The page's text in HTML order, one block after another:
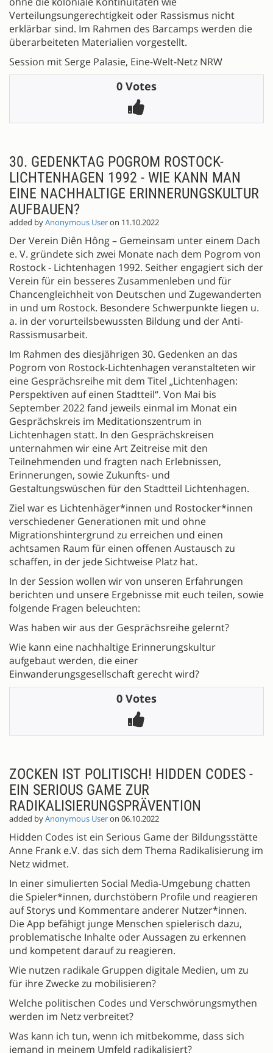
Verteilungsungerechtigkeit oder Rassismus nicht
erklärbar sind. Im Rahmen des Barcamps werden die
überarbeiteten Materialien vorgestellt.
Session mit Serge Palasie, Eine-Welt-Netz NRW
0 Votes
30. GEDENKTAG POGROM ROSTOCK-
LICHTENHAGEN 1992 - WIE KANN MAN
EINE NACHHALTIGE ERINNERUNGSKULTUR
AUFBAUEN?
added byAnonymous Useron 11.10.2022
Der Verein Diên Hông – Gemeinsam unter einem Dach
e. V. gründete sich zwei Monate nach dem Pogrom von
Rostock - Lichtenhagen 1992. Seither engagiert sich der
Verein für ein besseres Zusammenleben und für
Chancengleichheit von Deutschen und Zugewanderten
in und um Rostock. Besondere Schwerpunkte liegen u.
a. in der vorurteilsbewussten Bildung und der Anti-
Rassismusarbeit.
Im Rahmen des diesjährigen 30. Gedenken an das
Pogrom von Rostock-Lichtenhagen veranstalteten wir
eine Gesprächsreihe mit dem Titel „Lichtenhagen:
Perspektiven auf einen Stadtteil“. Von Mai bis
September 2022 fand jeweils einmal im Monat ein
Gesprächskreis im Meditationszentrum in
Lichtenhagen statt. In den Gesprächskreisen
unternahmen wir eine Art Zeitreise mit den
Teilnehmenden und fragten nach Erlebnissen,
Erinnerungen, sowie Zukunfts- und
Gestaltungswüschen für den Stadtteil Lichtenhagen.
Ziel war es Lichtenhäger*innen und Rostocker*innen
verschiedener Generationen mit und ohne
Migrationshintergrund zu erreichen und einen
achtsamen Raum für einen offenen Austausch zu
schaffen, in der jede Sichtweise Platz hat.
In der Session wollen wir von unseren Erfahrungen
berichten und unsere Ergebnisse mit euch teilen, sowie
folgende Fragen beleuchten:
Was haben wir aus der Gesprächsreihe gelernt?
Wie kann eine nachhaltige Erinnerungskultur
aufgebaut werden, die einer
Einwanderungsgesellschaft gerecht wird?
0 Votes
ZOCKEN IST POLITISCH! HIDDEN CODES -
EIN SERIOUS GAME ZUR
RADIKALISIERUNGSPRÄVENTION
added byAnonymous Useron 06.10.2022
Hidden Codes ist ein Serious Game der Bildungsstätte
Anne Frank e.V. das sich dem Thema Radikalisierung im
Netz widmet.
In einer simulierten Social Media-Umgebung chatten
die Spieler*innen, durchstöbern Profile und reagieren
auf Storys und Kommentare anderer Nutzer*innen.
Die App befähigt junge Menschen spielerisch dazu,
problematische Inhalte oder Aussagen zu erkennen
und kompetent darauf zu reagieren.
Wie nutzen radikale Gruppen digitale Medien, um zu
für ihre Zwecke zu mobilisieren?
Welche politischen Codes und Verschwörungsmythen
werden im Netz verbreitet?
Was kann ich tun, wenn ich mitbekomme, dass sich
jemand in meinem Umfeld radikalisiert?